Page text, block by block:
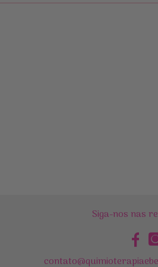
Siga-nos nas